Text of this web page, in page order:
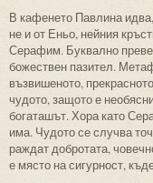
В кафенето Павлина
не и от Еньо, нейния
Серафим. Буквално
божествен пазител.
възвишеното,
чудото, защото е
богаташът. Хора като
има. Чудото се случва
раждат добротата,
е място на сигурност,